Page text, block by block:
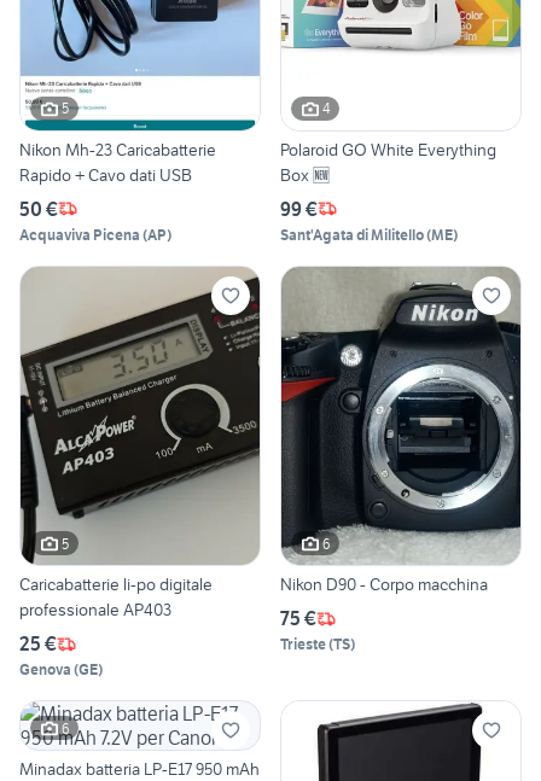
5
Nikon Mh-23 Caricabatterie
Rapido + Cavo dati USB
50 €
Acquaviva Picena (AP)
4
Polaroid GO White Everything
Box 🆕
99 €
Sant'Agata di Militello(ME)
5
Caricabatterie li-po digitale
professionale AP403
25 €
Genova (GE)
6
Nikon D90 - Corpo macchina
75 €
Trieste(TS)
6
Minadax batteria LP-E17 950 mAh